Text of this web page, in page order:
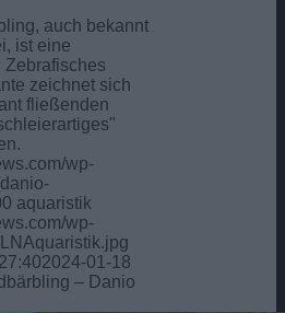
auch bekannt
ist eine
Zebrafisches
zeichnet sich
fließenden
wp-
aquaristik
wp-
2024-01-18
– Danio